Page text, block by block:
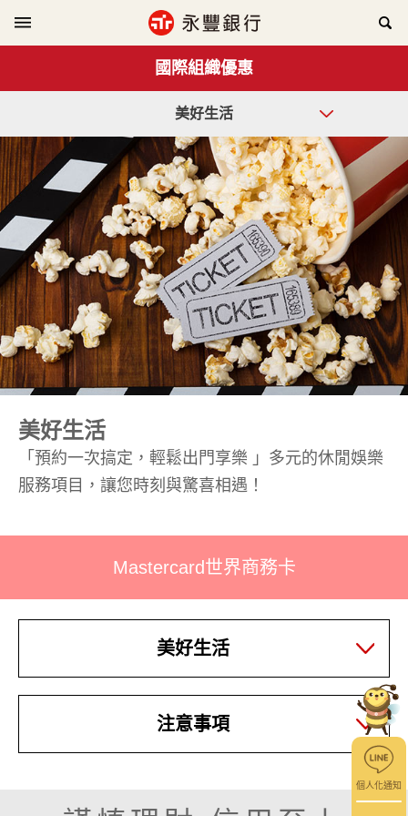
個人化通知
國際組織優惠
美好生活
美好生活
「預約一次搞定，輕鬆出門享樂 」多元的休閒娛樂
服務項目，讓您時刻與驚喜相遇！
Mastercard世界商務卡
美好生活
注意事項